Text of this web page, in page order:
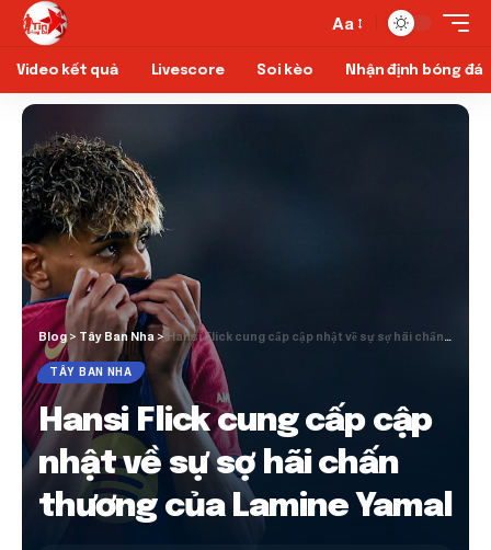
Aa
Video kết quả Livescore Soi kèo Nhận định bóng đá
Blog> Tây Ban Nha > Hansi Flick cung cấp cập nhật về sự sợ hãi chấn thương của Lamine Yamal
TÂY BAN NHA
Hansi Flick cung cấp cập
nhật về sự sợ hãi chấn
thương của Lamine Yamal